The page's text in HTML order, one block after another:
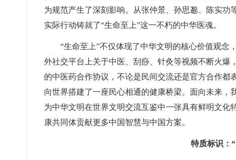
为规范产生了深刻影响。从张仲景、孙思邈、陈实
实际行动铸就了“生命至上”这一不朽的中华医魂。
“生命至上”不仅体现了中华文明的核心价值观念
外社交平台上关于中医、刮痧、针灸等视频不断火爆
的中医药合作协议，不论是民间交流还是官方合作都
向世界搭建了一座民心相通的健康桥梁。面向未来
为中华文明在世界文明交流互鉴中一张具有鲜明文化
康共同体贡献更多中国智慧与中国方案。
特质标识：